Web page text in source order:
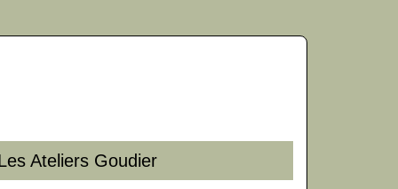
Ateliers Goudier